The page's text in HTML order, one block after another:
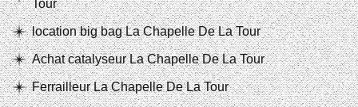
Tour
location big bag La Chapelle De La Tour
Achat catalyseur La Chapelle De La Tour
Ferrailleur La Chapelle De La Tour